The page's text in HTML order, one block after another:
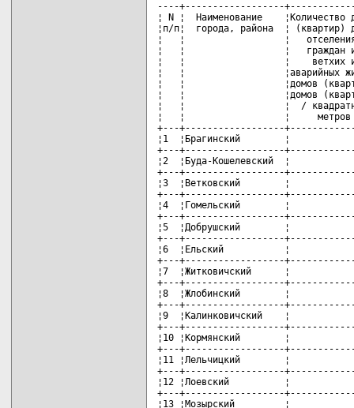
----+------------------
¦ N ¦  Наименование    ¦Количество
¦п/п¦  города, района  ¦
¦   ¦                  ¦   отселения
¦   ¦                  ¦   граждан из
¦   ¦                  ¦    ветхих и
¦   ¦                  ¦аварийных
¦   ¦                  ¦домов
¦   ¦                  ¦домов
¦   ¦                  ¦  /
¦   ¦                  ¦
+---+------------------
¦1  ¦Брагинский        ¦
+---+------------------
¦2  ¦Буда-Кошелевский  ¦
+---+------------------
¦3  ¦Ветковский        ¦
+---+------------------
¦4  ¦Гомельский        ¦
+---+------------------
¦5  ¦Добрушский        ¦
+---+------------------
¦6  ¦Ельский           ¦
+---+------------------
¦7  ¦Житковичский      ¦
+---+------------------
¦8  ¦Жлобинский        ¦
+---+------------------
¦9  ¦Калинковичский    ¦
+---+------------------
¦10 ¦Кормянский        ¦
+---+------------------
¦11 ¦Лельчицкий        ¦
+---+------------------
¦12 ¦Лоевский          ¦
+---+------------------
¦13 ¦Мозырский         ¦